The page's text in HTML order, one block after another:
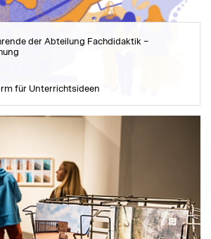
der Abteilung Fachdidaktik –
für Unterrichtsideen